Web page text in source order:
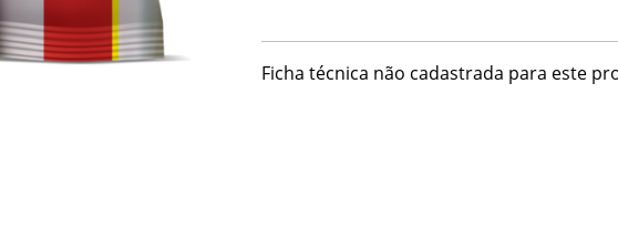
Ficha técnica não cadastrada para este